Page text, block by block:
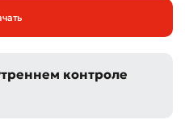
контроле